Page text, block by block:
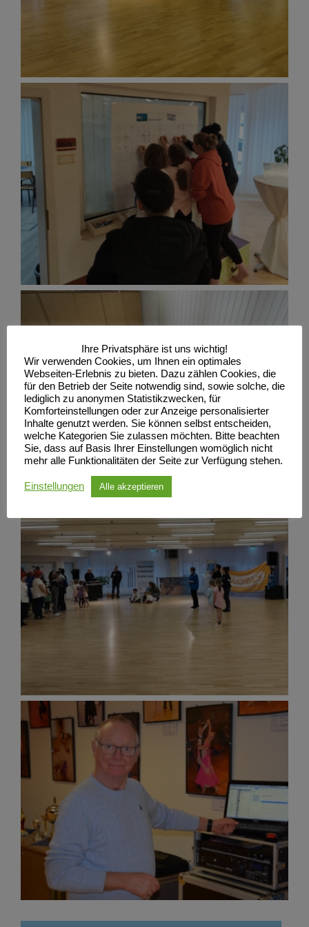
Ihre Privatsphäre ist uns wichtig!
Wir verwenden Cookies, um Ihnen ein optimales
Webseiten-Erlebnis zu bieten. Dazu zählen Cookies, die
für den Betrieb der Seite notwendig sind, sowie solche, die
lediglich zu anonymen Statistikzwecken, für
Komforteinstellungen oder zur Anzeige personalisierter
Inhalte genutzt werden. Sie können selbst entscheiden,
welche Kategorien Sie zulassen möchten. Bitte beachten
Sie, dass auf Basis Ihrer Einstellungen womöglich nicht
mehr alle Funktionalitäten der Seite zur Verfügung stehen.
Einstellungen Alle akzeptieren